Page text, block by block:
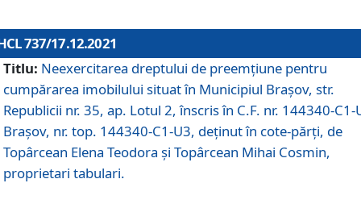
737/17.12.2021
Titlu: Neexercitarea dreptului de preemţiune pentru
cumpărarea imobilului situat în Municipiul Braşov, str.
Republicii nr. 35, ap. Lotul 2, înscris în C.F. nr. 144340-C1-
Brașov, nr. top. 144340-C1-U3, deținut în cote-părți, de
Topârcean Elena Teodora și Topârcean Mihai Cosmin,
proprietari tabulari.